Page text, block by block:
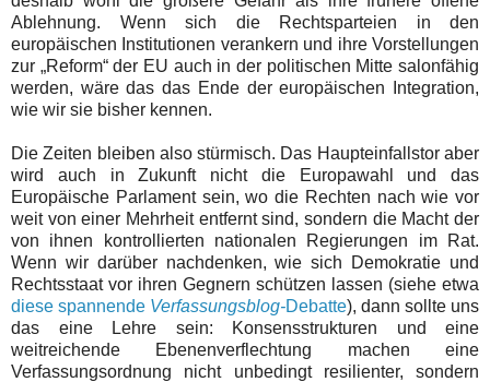
Ablehnung. Wenn sich die Rechtsparteien in den
europäischen Institutionen verankern und ihre Vorstellungen
zur „Reform“ der EU auch in der politischen Mitte salonfähig
werden, wäre das das Ende der europäischen Integration,
wie wir sie bisher kennen.
Die Zeiten bleiben also stürmisch. Das Haupteinfallstor aber
wird auch in Zukunft nicht die Europawahl und das
Europäische Parlament sein, wo die Rechten nach wie vor
weit von einer Mehrheit entfernt sind, sondern die Macht der
von ihnen kontrollierten nationalen Regierungen im Rat.
Wenn wir darüber nachdenken, wie sich Demokratie und
Rechtsstaat vor ihren Gegnern schützen lassen (siehe etwa
diese spannende Verfassungsblog-Debatte), dann sollte uns
das eine Lehre sein: Konsensstrukturen und eine
weitreichende Ebenenverflechtung machen eine
Verfassungsordnung nicht unbedingt resilienter, sondern